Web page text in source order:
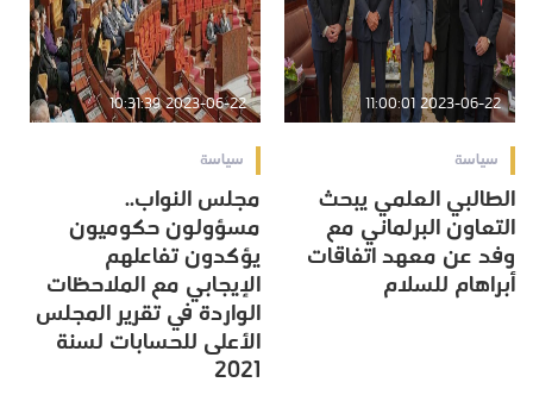
2023-06-22 11:00:01
سياسة
الطالبي العلمي يبحث
التعاون البرلماني مع
وفد عن معهد اتفاقات
أبراهام للسلام
2023-06-22 10:31:39
سياسة
مجلس النواب..
مسؤولون حكوميون
يؤكدون تفاعلهم
الإيجابي مع الملاحظات
الواردة في تقرير المجلس
الأعلى للحسابات لسنة
2021